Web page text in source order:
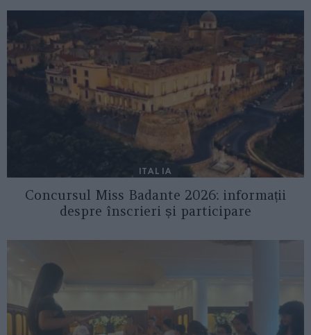
ITALIA
Concursul Miss Badante 2026: informații
despre înscrieri și participare